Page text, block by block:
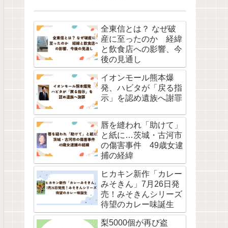
全東信とは？ なぜ破
産に至ったのか 経緯
と飲食店への影響、今
後の見通し
イオンモール熊本爆
発、ハビタが「戻る指
示」を認め遺族へ謝罪
唇を縫われ「助けて」
と紙に…茨城・古河市
の傷害事件 49歳女逮
捕の経緯
ヒカキン新作「カレー
みそきん」7月26日発
売！みそきんシリーズ
待望のカレー味誕生
梨5000個が再び盗